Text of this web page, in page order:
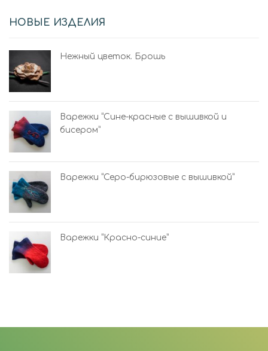
НОВЫЕ ИЗДЕЛИЯ
Нежный цветок. Брошь
Варежки “Сине-красные с вышивкой и
бисером”
Варежки “Серо-бирюзовые с вышивкой”
Варежки “Красно-синие”